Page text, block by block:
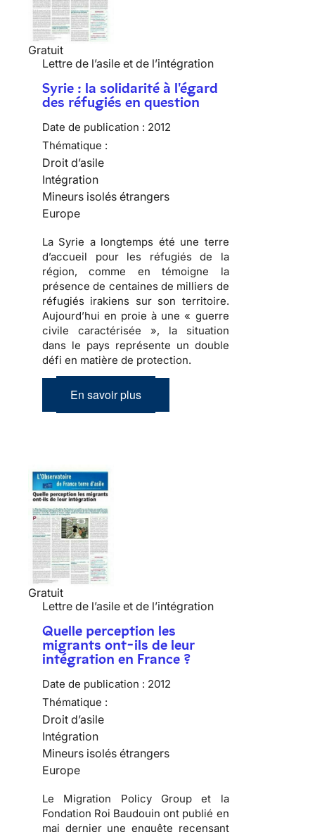
Gratuit
Lettre de l’asile et de l’intégration
Syrie : la solidarité à l'égard
des réfugiés en question
Date de publication : 2012
Thématique :
Droit d’asile
Intégration
Mineurs isolés étrangers
Europe
La Syrie a longtemps été une terre
d’accueil pour les réfugiés de la
région, comme en témoigne la
présence de centaines de milliers de
réfugiés irakiens sur son territoire.
Aujourd’hui en proie à une « guerre
civile caractérisée », la situation
dans le pays représente un double
défi en matière de protection.
En savoir plus
Gratuit
Lettre de l’asile et de l’intégration
Quelle perception les
migrants ont-ils de leur
intégration en France ?
Date de publication : 2012
Thématique :
Droit d’asile
Intégration
Mineurs isolés étrangers
Europe
Le Migration Policy Group et la
Fondation Roi Baudouin ont publié en
mai dernier une enquête recensant